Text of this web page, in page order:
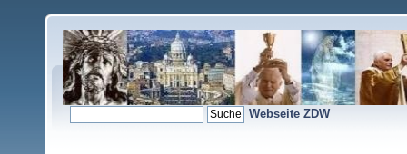
Webseite ZDW